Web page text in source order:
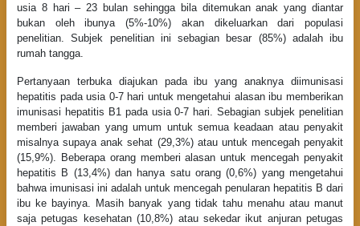
usia 8 hari – 23 bulan sehingga bila ditemukan anak yang diantar
bukan oleh ibunya (5%-10%) akan dikeluarkan dari populasi
penelitian. Subjek penelitian ini sebagian besar (85%) adalah ibu
rumah tangga.
Pertanyaan terbuka diajukan pada ibu yang anaknya diimunisasi
hepatitis pada usia 0-7 hari untuk mengetahui alasan ibu memberikan
imunisasi hepatitis B1 pada usia 0-7 hari. Sebagian subjek penelitian
memberi jawaban yang umum untuk semua keadaan atau penyakit
misalnya supaya anak sehat (29,3%) atau untuk mencegah penyakit
(15,9%). Beberapa orang memberi alasan untuk mencegah penyakit
hepatitis B (13,4%) dan hanya satu orang (0,6%) yang mengetahui
bahwa imunisasi ini adalah untuk mencegah penularan hepatitis B dari
ibu ke bayinya. Masih banyak yang tidak tahu menahu atau manut
saja petugas kesehatan (10,8%) atau sekedar ikut anjuran petugas